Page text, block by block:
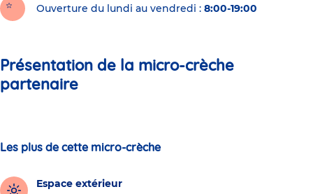
Ouverture du lundi au vendredi : 8:00-19:00
Présentation de la micro-crèche
partenaire
Les plus de cette micro-crèche
Espace extérieur